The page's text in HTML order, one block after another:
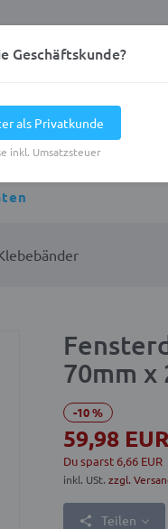
70mm x
-10 %
59,98
Du sparst 6,66 EUR
inkl. USt.zzgl.
Teilen
Geschäftskunde?
als Privatkunde
inkl. Umsatzsteuer